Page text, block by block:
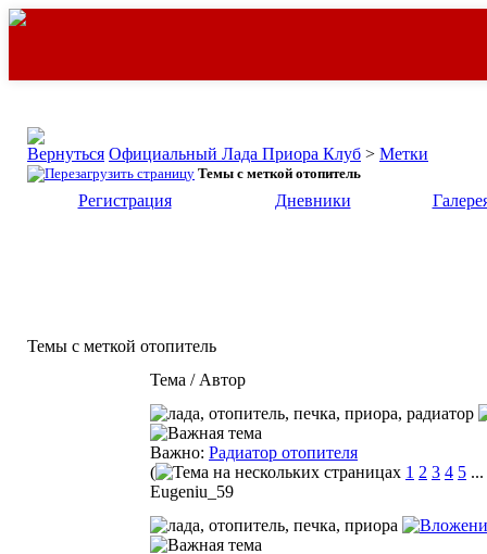
Официальный Лада Приора Клуб > Метки
Темы с меткой отопитель
Регистрация Дневники
Темы с меткой отопитель
Тема / Автор
Важно: Радиатор отопителя
(
1 2 3 4 5 ...
Eugeniu_59